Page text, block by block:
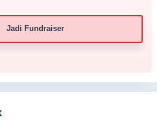
keluarga.
Jadi Fundraiser